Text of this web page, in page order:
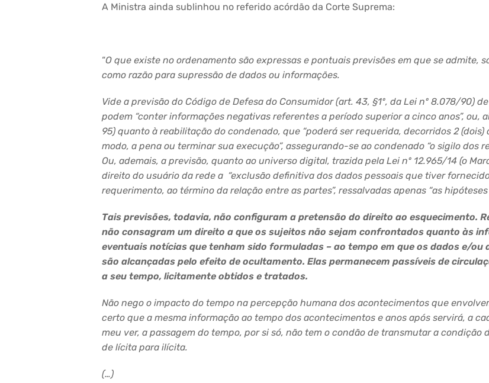
A Ministra ainda sublinhou no referido acórdão da Corte Suprema:
“O que existe no ordenamento são expressas e pontuais previsões em que se admite,
como razão para supressão de dados ou informações.
Vide a previsão do Código de Defesa do Consumidor (art. 43, §1º, da Lei nº 8.078/90)
podem “conter informações negativas referentes a período superior a cinco anos”, ou,
95) quanto à reabilitação do condenado, que “poderá ser requerida, decorridos 2 (dois)
modo, a pena ou terminar sua execução”, assegurando-se ao condenado “o sigilo dos
Ou, ademais, a previsão, quanto ao universo digital, trazida pela Lei nº 12.965/14 (o
direito do usuário da rede a “exclusão definitiva dos dados pessoais que tiver
requerimento, ao término da relação entre as partes”, ressalvadas apenas “as
Tais previsões, todavia, não configuram a pretensão do direito ao esquecimento.
não consagram um direito a que os sujeitos não sejam confrontados quanto às
eventuais notícias que tenham sido formuladas – ao tempo em que os dados e/
são alcançadas pelo efeito de ocultamento. Elas permanecem passíveis de
a seu tempo, licitamente obtidos e tratados.
Não nego o impacto do tempo na percepção humana dos acontecimentos que
certo que a mesma informação ao tempo dos acontecimentos e anos após servirá, a
meu ver, a passagem do tempo, por si só, não tem o condão de transmutar a
de lícita para ilícita.
(…)